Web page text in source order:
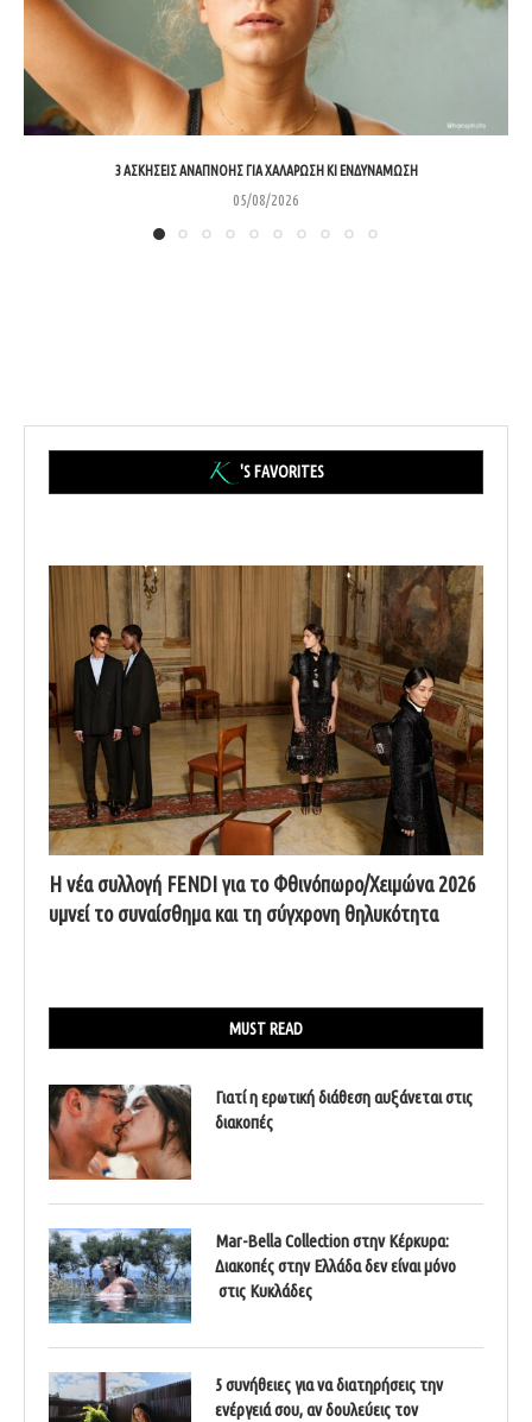
3 ΑΣΚΉΣΕΙΣ ΑΝΑΠΝΟΉΣ ΓΙΑ ΧΑΛΆΡΩΣΗ ΚΙ ΕΝΔΥΝΆΜΩΣΗ
05/08/2026
'S FAVORITES
Η νέα συλλογή FENDI για το Φθινόπωρο/Χειμώνα 2026
υμνεί το συναίσθημα και τη σύγχρονη θηλυκότητα
MUST READ
Γιατί η ερωτική διάθεση αυξάνεται στις
διακοπές
Mar-Bella Collection στην Κέρκυρα:
Διακοπές στην Ελλάδα δεν είναι μόνο
στις Κυκλάδες
5 συνήθειες για να διατηρήσεις την
ενέργειά σου, αν δουλεύεις τον